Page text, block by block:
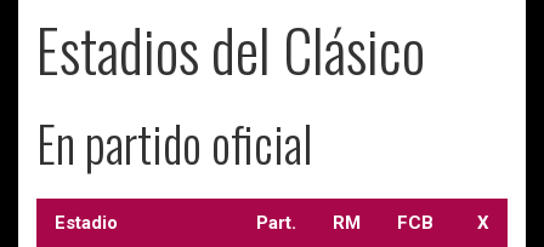
Estadios del Clásico
En partido oficial
Estadio Part. RM FCB X